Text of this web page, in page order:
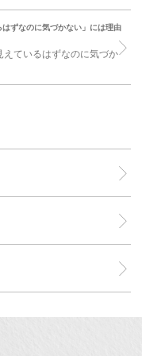
ずなのに気づかない」には理由
ているはずなのに気づか